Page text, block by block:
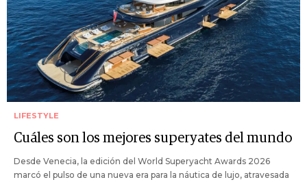
LIFESTYLE
Cuáles son los mejores superyates del mundo
Desde Venecia, la edición del World Superyacht Awards 2026
marcó el pulso de una nueva era para la náutica de lujo, atravesada